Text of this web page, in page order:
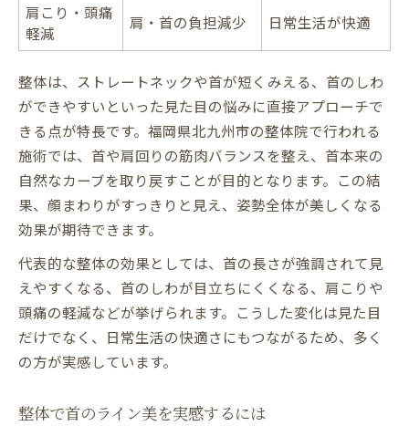
肩こり・頭痛
軽減
肩・首の負担減少 日常生活が快適
整体は、ストレートネックや首が短くみえる、首のしわ
ができやすいといった見た目の悩みに直接アプローチで
きる点が特長です。福岡県北九州市の整体院で行われる
施術では、首や肩回りの筋肉バランスを整え、首本来の
自然なカーブを取り戻すことが目的となります。この結
果、顔まわりがすっきりと見え、姿勢全体が美しくなる
効果が期待できます。
代表的な整体の効果としては、首の長さが強調されて見
えやすくなる、首のしわが目立ちにくくなる、肩こりや
頭痛の軽減などが挙げられます。こうした変化は見た目
だけでなく、日常生活の快適さにもつながるため、多く
の方が実感しています。
整体で首のライン美を実感するには